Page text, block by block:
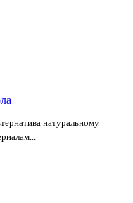
натуральному